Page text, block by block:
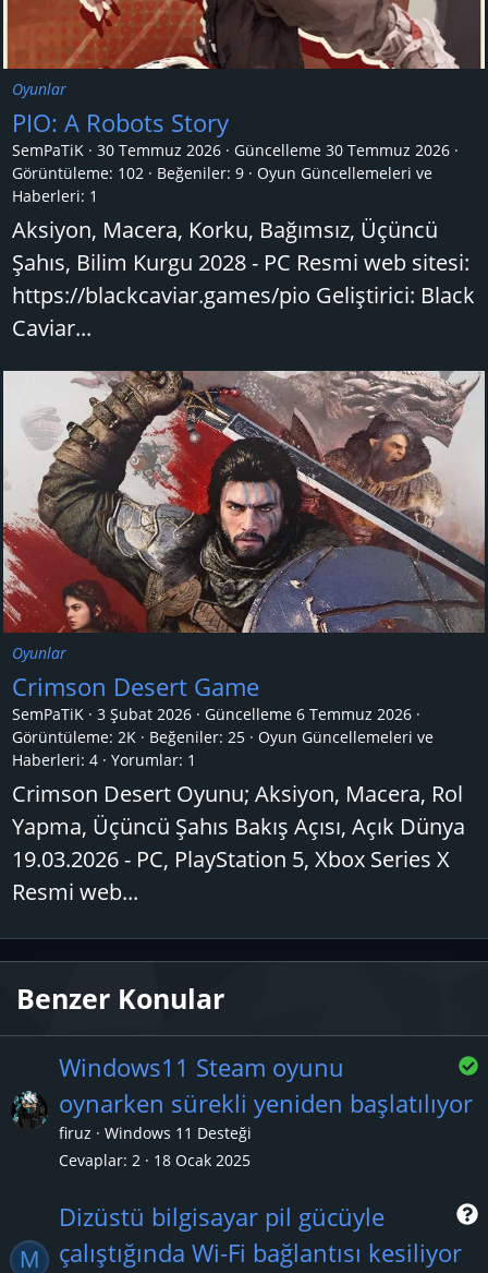
Oyunlar
PIO: A Robots Story
SemPaTiK 30 Temmuz 2026 Güncelleme 30 Temmuz 2026
Görüntüleme: 102
Beğeniler: 9
Oyun Güncellemeleri ve
Haberleri: 1
Aksiyon, Macera, Korku, Bağımsız, Üçüncü
Şahıs, Bilim Kurgu 2028 - PC Resmi web sitesi:
https://blackcaviar.games/pio Geliştirici: Black
Caviar...
Oyunlar
Crimson Desert Game
SemPaTiK 3 Şubat 2026 Güncelleme 6 Temmuz 2026
Görüntüleme: 2K
Beğeniler: 25
Oyun Güncellemeleri ve
Haberleri: 4 Yorumlar: 1
Crimson Desert Oyunu; Aksiyon, Macera, Rol
Yapma, Üçüncü Şahıs Bakış Açısı, Açık Dünya
19.03.2026 - PC, PlayStation 5, Xbox Series X
Resmi web...
Benzer Konular
Windows11 Steam oyunu
oynarken sürekli yeniden başlatılıyor
firuz
Windows 11 Desteği
Cevaplar 2 18 Ocak 2025
M
S
Dizüstü bilgisayar pil gücüyle
çalıştığında Wi-Fi bağlantısı kesiliyor